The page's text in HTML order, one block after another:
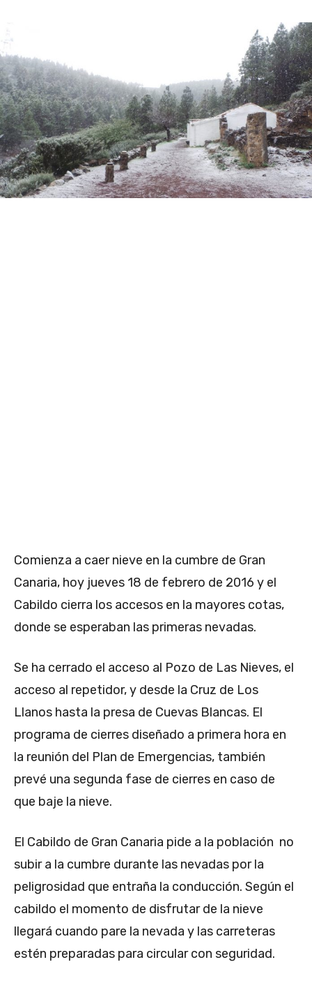
Comienza a caer nieve en la cumbre de Gran
Canaria, hoy jueves 18 de febrero de 2016 y el
Cabildo cierra los accesos en la mayores cotas,
donde se esperaban las primeras nevadas.
Se ha cerrado el acceso al Pozo de Las Nieves, el
acceso al repetidor, y desde la Cruz de Los
Llanos hasta la presa de Cuevas Blancas. El
programa de cierres diseñado a primera hora en
la reunión del Plan de Emergencias, también
prevé una segunda fase de cierres en caso de
que baje la nieve.
El Cabildo de Gran Canaria pide a la población no
subir a la cumbre durante las nevadas por la
peligrosidad que entraña la conducción. Según el
cabildo el momento de disfrutar de la nieve
llegará cuando pare la nevada y las carreteras
estén preparadas para circular con seguridad.